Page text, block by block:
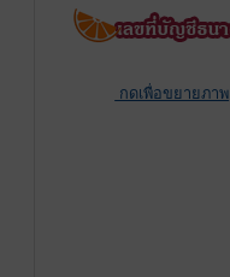
กดเพื่อขยายภาพ